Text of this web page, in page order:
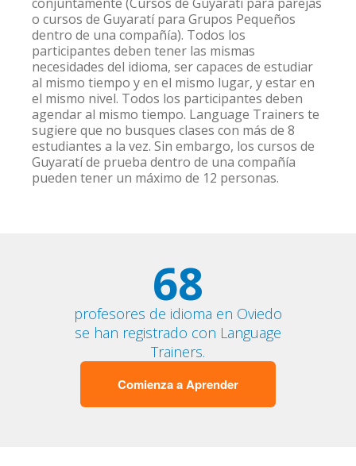
o cursos de Guyaratí para Grupos Pequeños
dentro de una compañía). Todos los
participantes deben tener las mismas
necesidades del idioma, ser capaces de estudiar
al mismo tiempo y en el mismo lugar, y estar en
el mismo nivel. Todos los participantes deben
agendar al mismo tiempo. Language Trainers te
sugiere que no busques clases con más de 8
estudiantes a la vez. Sin embargo, los cursos de
Guyaratí de prueba dentro de una compañía
pueden tener un máximo de 12 personas.
68
profesores de idioma en Oviedo
se han registrado con Language
Trainers.
Comienza a Aprender